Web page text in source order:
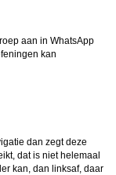
aan in WhatsApp
kan
dan zegt deze
dat is niet helemaal
kan, dan linksaf, daar